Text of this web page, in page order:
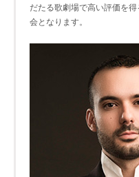
だたる歌劇場で高い評価を
会となります。